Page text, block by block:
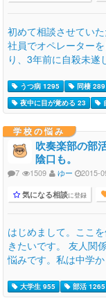
初めて相談させてい
社員でオペレーター
り、3年前に自殺未遂
うつ病 1295 同棲 289
夜中に目が覚める 23
学校の悩み
吹奏楽部の部
陰口も。
7 1509 ゆー 2015-
気になる相談に登録
はじめまして。ここ
きたいです。 友人関
悩みです。私は中学
大学生 955 部活 1265